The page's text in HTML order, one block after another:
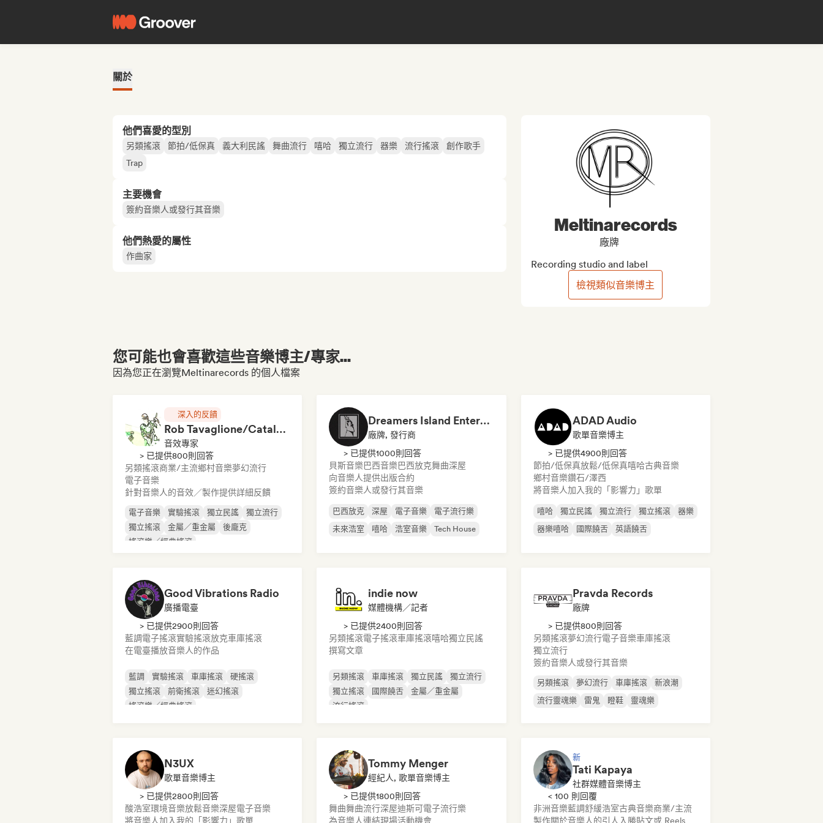
關於
他們喜愛的型別
另類搖滾 節拍/低保真 義大利民謠 舞曲流行 嘻哈 獨立流行 器樂 流行搖滾
創作歌手
Trap
主要機會
簽約音樂人或發行其音樂
他們熱愛的屬性
作曲家
Meltinarecords
廠牌
Recording studio and label
檢視類似音樂博主
您可能也會喜歡這些音樂博主/專家...
因為您正在瀏覽Meltinarecords 的個人檔案
深入的反饋
Rob Tavaglione/Catalyst Recording
音效專家
> 已提供800則回答
另類搖滾商業/主流鄉村音樂夢幻流行
電子音樂
針對音樂人的音效／製作提供詳細反饋
電子音樂 實驗搖滾 獨立民謠
獨立流行
獨立搖滾
金屬／重金屬
後龐克
搖滾樂／經典搖滾
Dreamers Island Entertainment
廠牌, 發行商
> 已提供1000則回答
貝斯音樂巴西音樂巴西放克舞曲深屋
向音樂人提供出版合約
簽約音樂人或發行其音樂
巴西放克 深屋 電子音樂
電子流行樂
未來浩室
嘻哈 浩室音樂 Tech House
ADAD Audio
歌單音樂博主
> 已提供4900則回答
節拍/低保真放鬆/低保真嘻哈古典音樂
鄉村音樂鑽石/澤西
將音樂人加入我的「影響力」歌單
嘻哈 獨立民謠 獨立流行 獨立搖滾
器樂
器樂嘻哈
國際饒舌 英語饒舌
Good Vibrations Radio
廣播電臺
> 已提供2900則回答
藍調電子搖滾實驗搖滾放克車庫搖滾
在電臺播放音樂人的作品
藍調 實驗搖滾 車庫搖滾
硬搖滾
獨立搖滾
前衛搖滾
迷幻搖滾
搖滾樂／經典搖滾
indie now
媒體機構／記者
> 已提供2400則回答
另類搖滾電子搖滾車庫搖滾嘻哈獨立民謠
撰寫文章
另類搖滾 車庫搖滾 獨立民謠
獨立流行
獨立搖滾
國際饒舌
金屬／重金屬
流行搖滾
Pravda Records
廠牌
> 已提供800則回答
另類搖滾夢幻流行電子音樂車庫搖滾
獨立流行
簽約音樂人或發行其音樂
另類搖滾 夢幻流行 車庫搖滾
新浪潮
流行靈魂樂
雷鬼 瞪鞋 靈魂樂
N3UX
歌單音樂博主
> 已提供2800則回答
酸浩室環境音樂放鬆音樂深屋電子音樂
將音樂人加入我的「影響力」歌單
Tommy Menger
經紀人, 歌單音樂博主
> 已提供1800則回答
舞曲舞曲流行深屋迪斯可電子流行樂
為音樂人連結現場活動機會
新
Tati Kapaya
社群媒體音樂博主
< 100 則回覆
非洲音樂藍調舒緩浩室古典音樂商業/主流
製作關於音樂人的引人入勝貼文或 Reels